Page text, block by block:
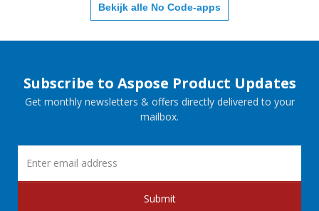
Bekijk alle No Code-apps
Subscribe to Aspose Product Updates
Get monthly newsletters & offers directly delivered to your
mailbox.
Submit